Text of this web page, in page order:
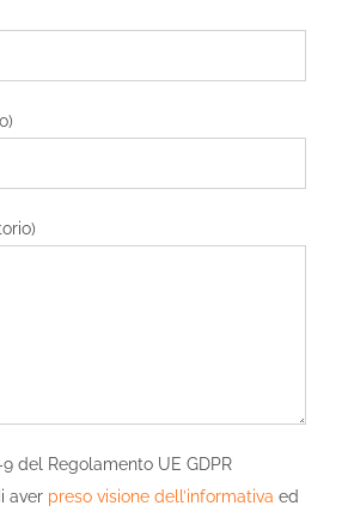
9 del Regolamento UE GDPR
aver preso visione dell’informativa ed